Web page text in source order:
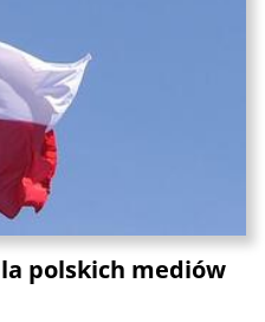
polskich mediów